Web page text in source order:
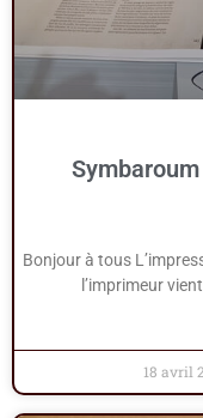
Bonjour à tous
l’imprimeur
18 avril